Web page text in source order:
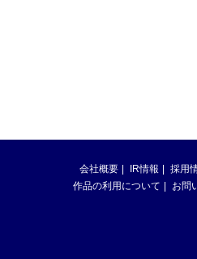
会社概要 IR情報 採用
作品の利用について
お問